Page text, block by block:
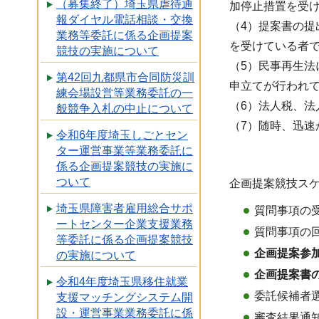
（募集終了）埼玉県虐待通
報ダイヤル電話相談・交換
業務等委託に係る企画提案
競技の実施について
第42回九都県市合同防災訓
練会場設営等業務委託の一
般競争入札の中止について
令和6年度埼玉しごとセン
ター運営事業等業務委託に
係る企画提案競技の実施に
ついて
埼玉県障害者雇用総合サポ
ートセンター企業支援業務
等委託に係る企画提案競技
の実施について
令和4年度埼玉県移住就業
支援マッチングシステム開
設・運営事業業務委託に係
加停止措置を受
（4）提案書の
を受けている者
（5）民事再生
申立てが行われ
（6）法人税、
（7）随時、迅
企画提案競技ス
質問事項
質問事項
企画提案
企画提案
委託候補者